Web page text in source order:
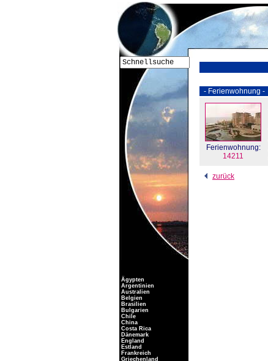
- Ferienwohnung -
Ferienwohnung:
14211
zurück
Ägypten
Argentinien
Australien
Belgien
Brasilien
Bulgarien
Chile
China
Costa Rica
Dänemark
England
Estland
Frankreich
Griechenland